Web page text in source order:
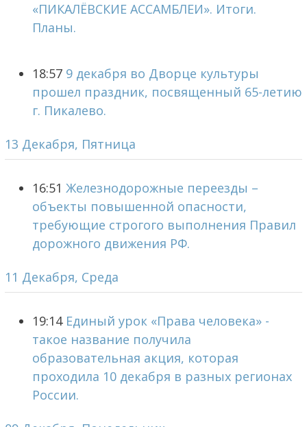
«ПИКАЛЁВСКИЕ АССАМБЛЕИ». Итоги.
Планы.
18:57 9 декабря во Дворце культуры
прошел праздник, посвященный 65-летию
г. Пикалево.
13 Декабря, Пятница
16:51 Железнодорожные переезды –
объекты повышенной опасности,
требующие строгого выполнения Правил
дорожного движения РФ.
11 Декабря, Среда
19:14 Единый урок «Права человека» -
такое название получила
образовательная акция, которая
проходила 10 декабря в разных регионах
России.